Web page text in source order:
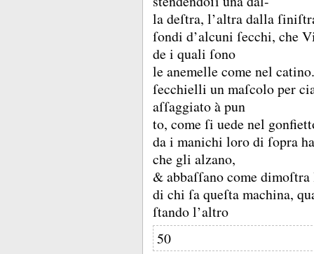
la deſtra, l’altra dalla
ſondi d’alcuni ſecchi, che
de i quali ſono
le anemelle come nel
ſecchielli un maſcolo per
aſſaggiato à pun
to, come ſi uede nel
da i manichi loro di ſopra
che gli alzano,
&abbaſſano come
di chi ſa queſta machina,
ſtando l’altro
50